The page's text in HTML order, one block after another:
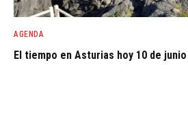
AGENDA
El tiempo en Asturias hoy 10 de